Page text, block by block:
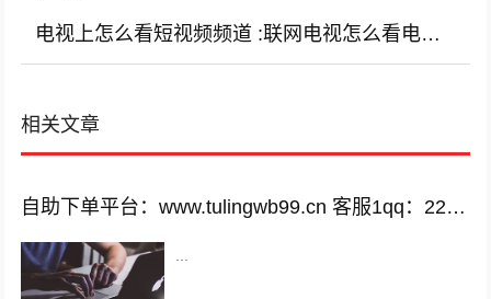
电视上怎么看短视频频道 :联网电视怎么看电视台？
相关文章
自助下单平台：www.tulingwb99.cn 客服1qq：2221028208 客服2qq：2221028208